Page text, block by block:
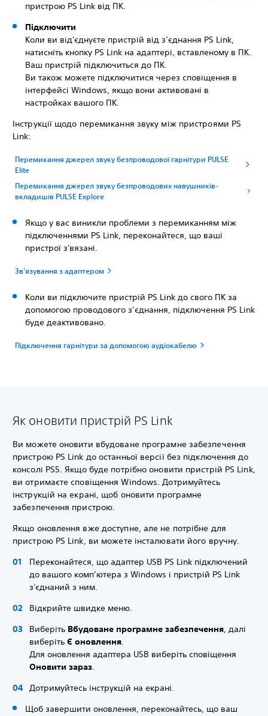
пристрою PS Link від ПК.
Підключити
Коли ви від'єднуєте пристрій від з’єднання PS Link,
натисніть кнопку PS Link на адаптері, вставленому в ПК.
Ваш пристрій підключиться до ПК.
Ви також можете підключитися через сповіщення в
інтерфейсі Windows, якщо вони активовані в
настройках вашого ПК.
Інструкції щодо перемикання звуку між пристроями PS
Link:
Перемикання джерел звуку безпроводової гарнітури PULSE
Elite
Перемикання джерел звуку безпроводових навушників-
вкладишів PULSE Explore
Якщо у вас виникли проблеми з перемиканням між
підключеннями PS Link, переконайтеся, що ваші
пристрої з'вязані.
Зв'язування з адаптером
Коли ви підключите пристрій PS Link до свого ПК за
допомогою проводового з’єднання, підключення PS Link
буде деактивовано.
Підключення гарнітури за допомогою аудіокабелю
Як оновити пристрій PS Link
Ви можете оновити вбудоване програмне забезпечення
пристрою PS Link до останньої версії без підключення до
консолі PS5. Якщо буде потрібно оновити пристрій PS Link,
ви отримаєте сповіщення Windows. Дотримуйтесь
інструкцій на екрані, щоб оновити програмне
забезпечення пристрою.
Якщо оновлення вже доступне, але не потрібне для
пристрою PS Link, ви можете інсталювати його вручну.
Переконайтеся, що адаптер USB PS Link підключений
до вашого комп’ютера з Windows і пристрій PS Link
з'єднаний з ним.
Відкрийте швидке меню.
Виберіть Вбудоване програмне забезпечення, далі
виберіть Є оновлення.
Для оновлення адаптера USB виберіть сповіщення
Оновити зараз.
Дотримуйтесь інструкцій на екрані.
Щоб завершити оновлення, переконайтесь, що ваш